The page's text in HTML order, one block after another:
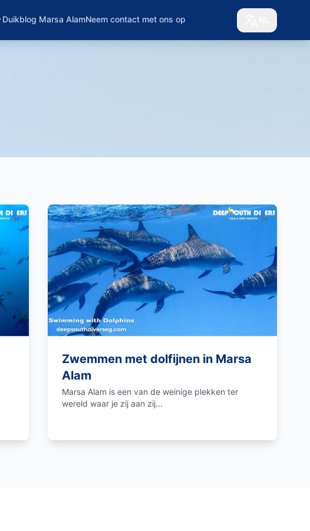
Duikblog Marsa AlamNeem contact met ons op
Zwemmen met dolfijnen in Marsa
Alam
Marsa Alam is een van de weinige plekken ter
wereld waar je zij aan zij...